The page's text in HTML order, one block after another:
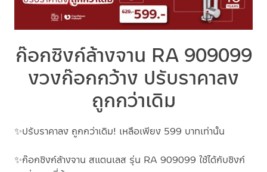
ก๊อกซิงก์ล้างจาน RA 909099
งวงก๊อกกว้าง ปรับราคาลง
ถูกกว่าเดิม
✨ปรับราคาลง ถูกกว่าเดิม! เหลือเพียง 599 บาทเท่านั้น
✨ก๊อกซิงก์ล้างจาน สแตนเลส รุ่น RA 909099 ใช้ได้กับซิงก์